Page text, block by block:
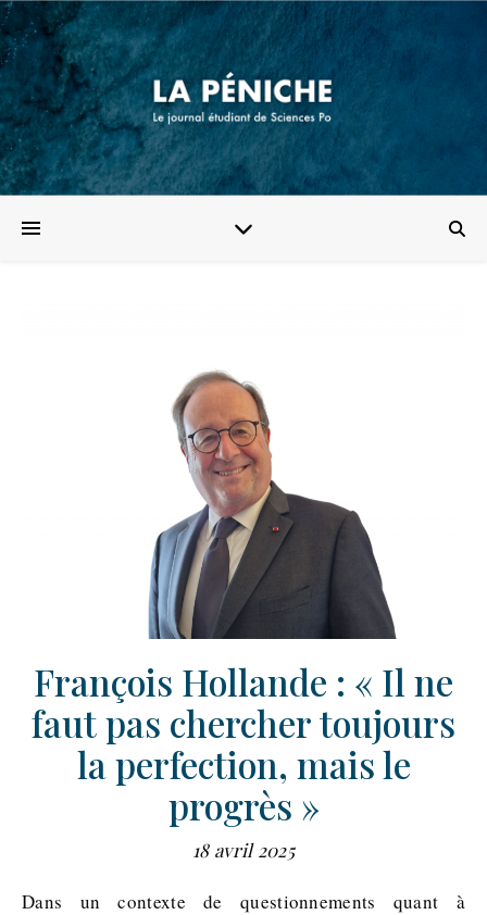
François Hollande : « Il ne
faut pas chercher toujours
la perfection, mais le
progrès »
18 avril 2025
Dans un contexte de questionnements quant à